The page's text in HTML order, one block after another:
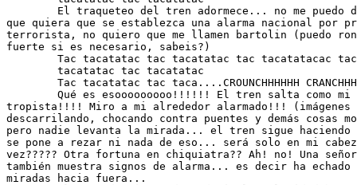
que quiera que se establezca una alarma nacional por
terrorista, no quiero que me llamen bartolin (puedo
fuerte si es necesario, sabeis?)
tropista!!!! Miro a mi alrededor alarmado!!!
descarrilando, chocando contra puentes y demás cosas
pero nadie levanta la mirada... el tren sigue
se pone a rezar ni nada de eso... será solo en mi
vez????? Otra fortuna en chiquiatra?? Ah! no! Una
también muestra signos de alarma... es decir ha
miradas hacia fuera...